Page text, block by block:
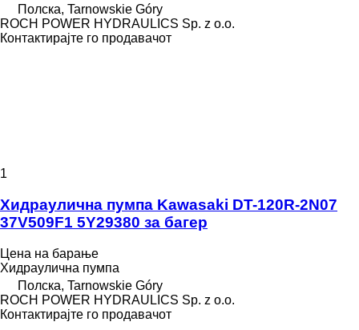
Полска, Tarnowskie Góry
ROCH POWER HYDRAULICS Sp. z o.o.
Контактирајте го продавачот
1
Хидраулична пумпа Kawasaki DT-120R-2N07
37V509F1 5Y29380 за багер
Цена на барање
Хидраулична пумпа
Полска, Tarnowskie Góry
ROCH POWER HYDRAULICS Sp. z o.o.
Контактирајте го продавачот